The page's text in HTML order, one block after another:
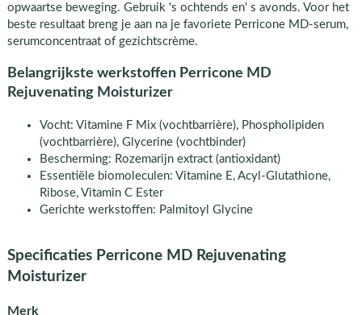
opwaartse beweging. Gebruik 's ochtends en' s avonds. Voor het
beste resultaat breng je aan na je favoriete Perricone MD-serum,
serumconcentraat of gezichtscrème.
Belangrijkste werkstoffen Perricone MD
Rejuvenating Moisturizer
Vocht: Vitamine F Mix (vochtbarrière), Phospholipiden
(vochtbarrière), Glycerine (vochtbinder)
Bescherming: Rozemarijn extract (antioxidant)
Essentiële biomoleculen: Vitamine E, Acyl-Glutathione,
Ribose, Vitamin C Ester
Gerichte werkstoffen: Palmitoyl Glycine
Specificaties Perricone MD Rejuvenating
Moisturizer
Merk